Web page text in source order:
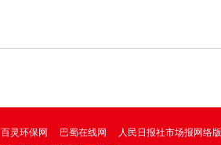
百灵环保网 巴蜀在线网
人民日报社市场报网络版